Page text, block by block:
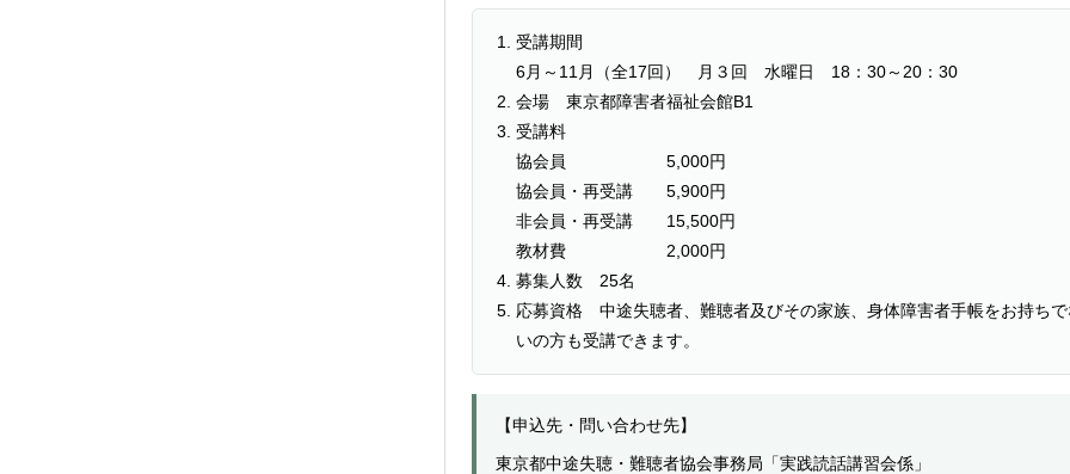
受講期間
6月～11月（全17回） 月３回 水曜日 18：30～20：30
会場 東京都障害者福祉会館B1
受講料
協会員 5,000円
協会員・再受講 5,900円
非会員・再受講 15,500円
教材費 2,000円
募集人数 25名
応募資格 中途失聴者、難聴者及びその家族、身体障害者手帳をお持ち
いの方も受講できます。
【申込先・問い合わせ先】
東京都中途失聴・難聴者協会事務局「実践読話講習会係」